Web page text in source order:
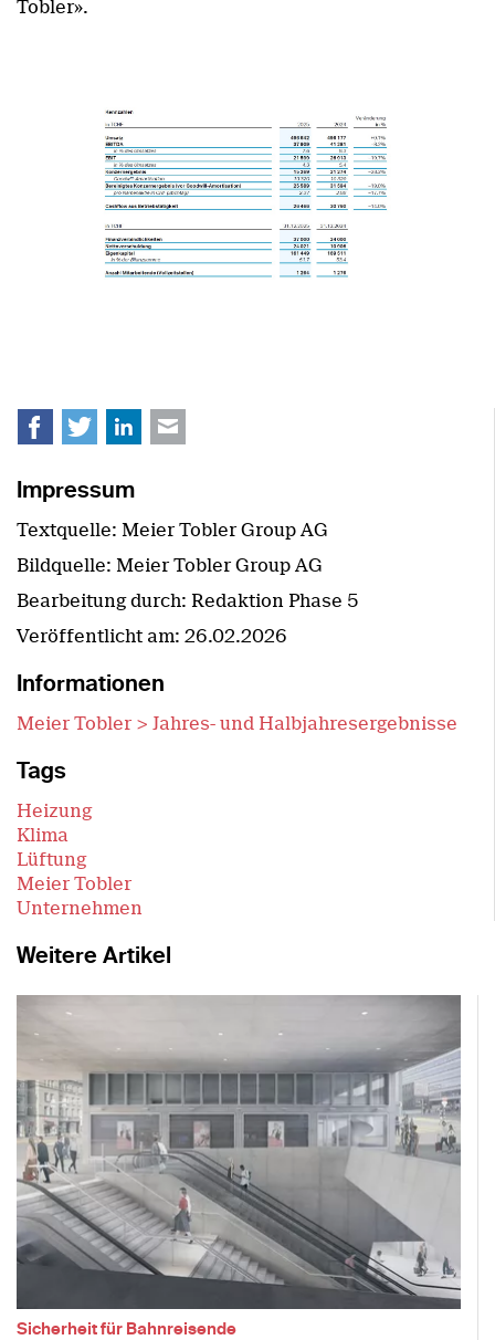
Tobler».
Facebook
TwitterLinkedIn
E-mail
Impressum
Textquelle: Meier Tobler Group AG
Bildquelle: Meier Tobler Group AG
Bearbeitung durch: Redaktion Phase 5
Veröffentlicht am: 26.02.2026
Informationen
Meier Tobler > Jahres- und Halbjahresergebnisse
Tags
Heizung
Klima
Lüftung
Meier Tobler
Unternehmen
Weitere Artikel
Sicherheit für Bahnreisende